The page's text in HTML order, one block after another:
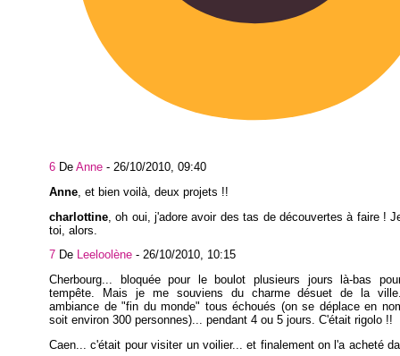
6 De Anne - 26/10/2010, 09:40
Anne , et bien voilà, deux projets !!
charlottine , oh oui, j'adore avoir des tas de découvertes à faire !
toi, alors.
7 De Leeloolène - 26/10/2010, 10:15
Cherbourg... bloquée pour le boulot plusieurs jours là-bas
tempête. Mais je me souviens du charme désuet de la
ambiance de "fin du monde" tous échoués (on se déplace en
soit environ 300 personnes)... pendant 4 ou 5 jours. C'était rigolo !!
Caen... c'était pour visiter un voilier... et finalement on l'a acheté